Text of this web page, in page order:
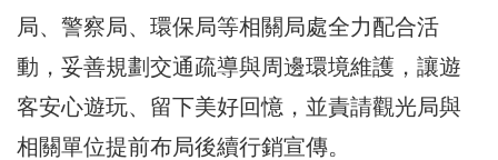
局、警察局、環保局等相關局處全力配合活
動，妥善規劃交通疏導與周邊環境維護，讓遊
客安心遊玩、留下美好回憶，並責請觀光局與
相關單位提前布局後續行銷宣傳。